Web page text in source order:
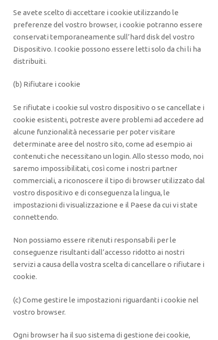
Se avete scelto di accettare i cookie utilizzando le
preferenze del vostro browser, i cookie potranno essere
conservati temporaneamente sull’hard disk del vostro
Dispositivo. I cookie possono essere letti solo da chi li ha
distribuiti.
(b) Rifiutare i cookie
Se rifiutate i cookie sul vostro dispositivo o se cancellate i
cookie esistenti, potreste avere problemi ad accedere ad
alcune funzionalità necessarie per poter visitare
determinate aree del nostro sito, come ad esempio ai
contenuti che necessitano un login. Allo stesso modo, noi
saremo impossibilitati, così come i nostri partner
commerciali, a riconoscere il tipo di browser utilizzato dal
vostro dispositivo e di conseguenza la lingua, le
impostazioni di visualizzazione e il Paese da cui vi state
connettendo.
Non possiamo essere ritenuti responsabili per le
conseguenze risultanti dall’accesso ridotto ai nostri
servizi a causa della vostra scelta di cancellare o rifiutare i
cookie.
(c) Come gestire le impostazioni riguardanti i cookie nel
vostro browser.
Ogni browser ha il suo sistema di gestione dei cookie,